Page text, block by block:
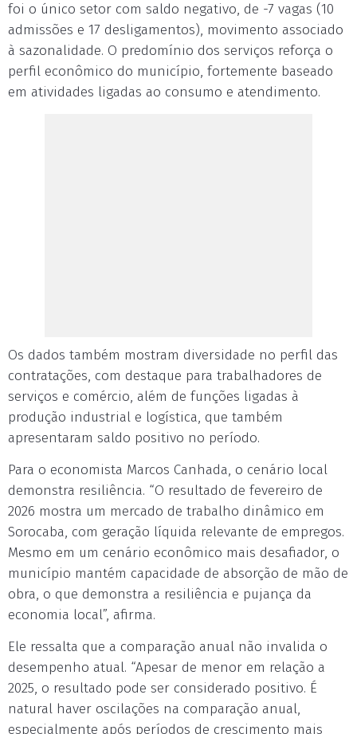
foi o único setor com saldo negativo, de -7 vagas (10
admissões e 17 desligamentos), movimento associado
à sazonalidade. O predomínio dos serviços reforça o
perfil econômico do município, fortemente baseado
em atividades ligadas ao consumo e atendimento.
Os dados também mostram diversidade no perfil das
contratações, com destaque para trabalhadores de
serviços e comércio, além de funções ligadas à
produção industrial e logística, que também
apresentaram saldo positivo no período.
Para o economista Marcos Canhada, o cenário local
demonstra resiliência. “O resultado de fevereiro de
2026 mostra um mercado de trabalho dinâmico em
Sorocaba, com geração líquida relevante de empregos.
Mesmo em um cenário econômico mais desafiador, o
município mantém capacidade de absorção de mão de
obra, o que demonstra a resiliência e pujança da
economia local”, afirma.
Ele ressalta que a comparação anual não invalida o
desempenho atual. “Apesar de menor em relação a
2025, o resultado pode ser considerado positivo. É
natural haver oscilações na comparação anual,
especialmente após períodos de crescimento mais